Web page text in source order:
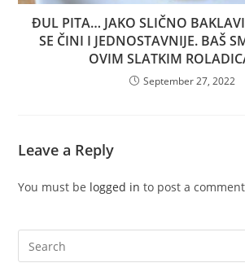
ĐUL PITA… JAKO SLIČNO
SE ČINI I JEDNOSTAVNIJE. BAŠ
OVIM SLATKIM
September 27, 2022
Leave a Reply
You must be logged in to post a